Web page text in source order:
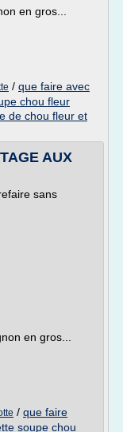
en gros...
/ que faire avec
chou fleur
de chou fleur et
AUX
sans
en gros...
/ que faire
soupe chou